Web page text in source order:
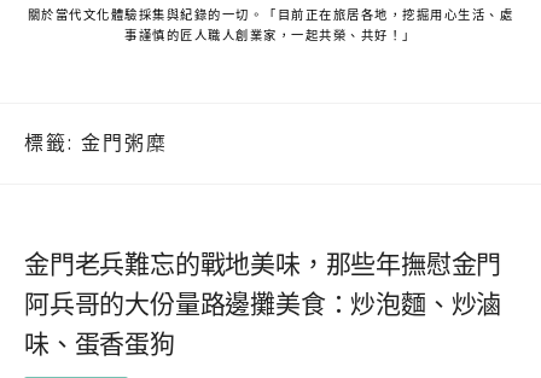
關於當代文化體驗採集與紀錄的一切。「目前正在旅居各地，挖掘用心生活、處
事謹慎的匠人職人創業家，一起共榮、共好！」
標籤: 金門粥糜
金門老兵難忘的戰地美味，那些年撫慰金門
阿兵哥的大份量路邊攤美食：炒泡麵、炒滷
味、蛋香蛋狗